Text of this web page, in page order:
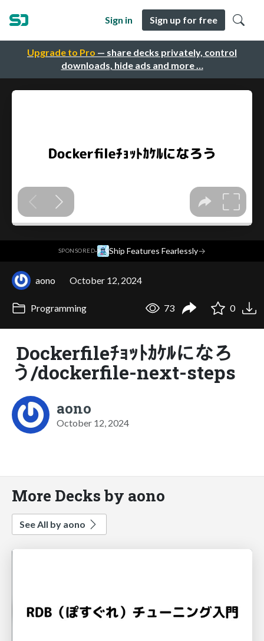
Upgrade to Pro — share decks privately, control
downloads, hide ads and more …
Sign in Sign up for free
SPONSORED· Ship Features Fearlessly→
aono October 12, 2024
Programming 73 0
Dockerfileﾁｮｯﾄｶｹﾙになろ
う/dockerfile-next-steps
aono
October 12, 2024
More Decks by aono
See All by aono